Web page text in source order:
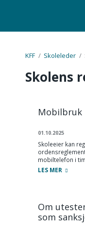
ORGANISASJON
KURS
KONTAKT
KFF / Skoleleder /
Skolens
Mobilbruk
01.10.2025
Skoleeier kan
mobiltelefon i
LES MER
Om
som